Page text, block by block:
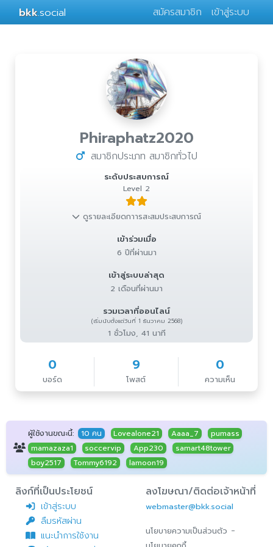
bkk.social สมัครสมาชิก เข้าสู่ระบบ
Phiraphatz2020
สมาชิกประเภท สมาชิกทั่วไป
ระดับประสบการณ์
Level 2
ดูรายละเอียดกาารสะสมประสบการณ์
เข้าร่วมเมื่อ
6 ปีที่ผ่านมา
เข้าสู่ระบบล่าสุด
2 เดือนที่ผ่านมา
รวมเวลาที่ออนไลน์
(เริ่มนับตั้งแต่วันที่ 1 ธันวาคม 2568)
1 ชั่วโมง, 41 นาที
0
บอร์ด
9
โพสต์
0
ความเห็น
ผู้ใช้งานขณะนี้: 10 คน Lovealone21 Aaaa_7
pumass
mamazaza1
soccervip App230
samart48tower
boy2517
Tommy6192 lamoon19
ลิงก์ที่เป็นประโยชน์
เข้าสู่ระบบ
ลืมรหัสผ่าน
แนะนำการใช้งาน
ลงโฆษณา/ติดต่อเจ้าหน้าที่
webmaster@bkk.social
นโยบายความเป็นส่วนตัว -